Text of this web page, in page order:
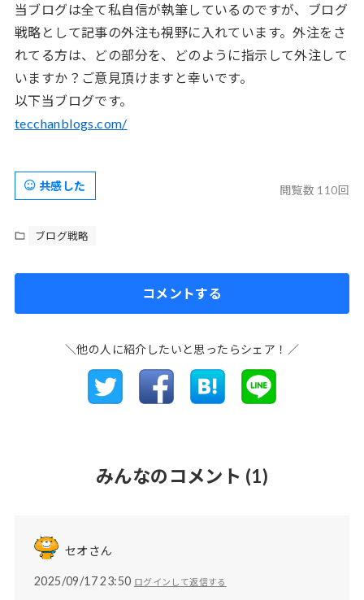
当ブログは全て私自信が執筆しているのですが、ブログ
戦略として記事の外注も視野に入れています。外注をさ
れてる方は、どの部分を、どのように指示して外注して
いますか？ご意見頂けますと幸いです。
以下当ブログです。
tecchanblogs.com/
閲覧数 110回
共感した
ブログ戦略
コメントする
＼他の人に紹介したいと思ったらシェア！／
みんなのコメント (1)
セオさん
2025/09/17 23:50 ログインして返信する